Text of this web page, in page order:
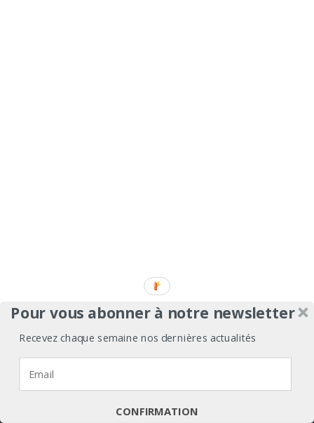
À propos Mentions légales Médiakit
Annonceurs Partenariats
Pour vous abonner à notre newsletter
Recevez chaque semaine nos dernières actualités
CONFIRMATION